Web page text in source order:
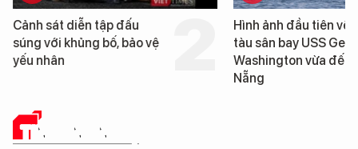
Hình ảnh đầu tiên về siêu
tàu sân bay USS George
Washington vừa đến Đà
Cận cảnh chiến hạm
tống tàu sân bay USS
George Washington
Đà Nẵng
TIN CÔNG NGHỆ